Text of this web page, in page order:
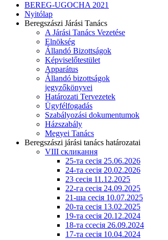
BEREG-UGOCHA 2021
Nyitólap
Beregszászi Járási Tanács
A Járási Tanács Vezetése
Elnökség
Állandó Bizottságok
Képviselőtestület
Apparátus
Állandó bizottságok
jegyzőkönyvei
Határozati Tervezetek
Ügyfélfogadás
Szabályozási dokumentumok
Házszabály
Megyei Tanács
Beregszászi járási tanács határozatai
VIII скликання
25-та сесія 25.06.2026
24-та сесія 20.02.2026
23 сесія 11.12.2025
22-га сесія 24.09.2025
21-ша сесія 10.07.2025
20-та сесія 13.02.2025
19-та сесія 20.12.2024
18-та ссесія 26.09.2024
17-та сесія 10.04.2024